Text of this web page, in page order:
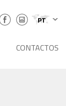
PT
CONTACTOS